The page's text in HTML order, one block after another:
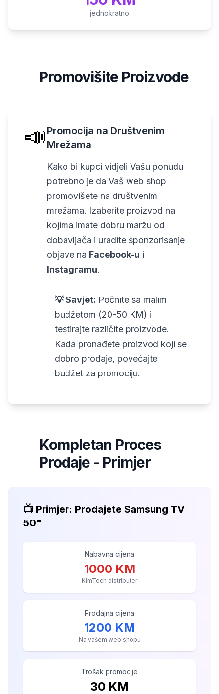
jednokratno
Promovišite Proizvode
📣Promocija na Društvenim
Mrežama
Kako bi kupci vidjeli Vašu ponudu
potrebno je da Vaš web shop
promovišete na društvenim
mrežama. Izaberite proizvod na
kojima imate dobru maržu od
dobavljača i uradite sponzorisanje
objave na Facebook-u i
Instagramu.
💡 Savjet: Počnite sa malim
budžetom (20-50 KM) i
testirajte različite proizvode.
Kada pronađete proizvod koji se
dobro prodaje, povećajte
budžet za promociju.
Kompletan Proces
Prodaje - Primjer
📺 Primjer: Prodajete Samsung TV
50"
Nabavna cijena
1000 KM
KimTech distributer
Prodajna cijena
1200 KM
Na vašem web shopu
Trošak promocije
30 KM